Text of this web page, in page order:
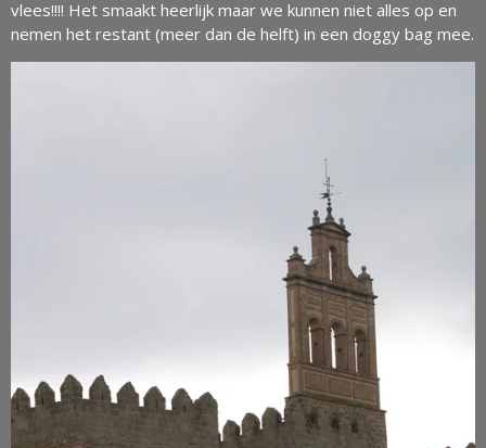
vlees!!!! Het smaakt heerlijk maar we kunnen niet alles op en
nemen het restant (meer dan de helft) in een doggy bag mee.